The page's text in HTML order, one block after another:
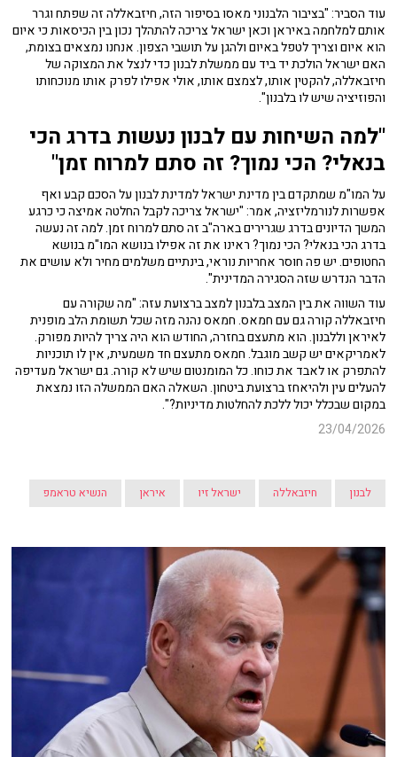
עוד הסביר: "בציבור הלבנוני מאסו בסיפור הזה, חיזבאללה זה שפתח וגרר
אותם למלחמה באיראן וכאן ישראל צריכה להתהלך נכון בין הכיסאות כי איום
הוא איום וצריך לטפל באיום ולהגן על תושבי הצפון. אנחנו נמצאים בצומת,
האם ישראל הולכת יד ביד עם ממשלת לבנון כדי לנצל את המצוקה של
חיזבאללה, להקטין אותו, לצמצם אותו, אולי אפילו לפרק אותו מנוכחותו
והפוזיציה שיש לו בלבנון".
"למה השיחות עם לבנון נעשות בדרג הכי
בנאלי? הכי נמוך? זה סתם למרוח זמן"
על המו"מ שמתקדם בין מדינת ישראל למדינת לבנון על הסכם קבע ואף
אפשרות לנורמליזציה, אמר: "ישראל צריכה לקבל החלטה אמיצה כי כרגע
המשך הדיונים בדרג שגרירים בארה"ב זה סתם למרוח זמן. למה זה נעשה
בדרג הכי בנאלי? הכי נמוך? ראינו את זה אפילו בנושא המו"מ בנושא
החטופים. יש פה חוסר אחריות נוראי, בינתיים משלמים מחיר ולא עושים את
הדבר הנדרש שזה הסגירה המדינית".
עוד השווה את בין המצב בלבנון למצב ברצועת עזה: "מה שקורה עם
חיזבאללה קורה גם עם חמאס. חמאס נהנה מזה שכל תשומת הלב מופנית
לאיראן וללבנון. הוא מתעצם בחזרה, החודש הוא היה צריך להיות מפורק.
לאמריקאים יש קשב מוגבל. חמאס מתעצם חד משמעית, אין לו תוכניות
להתפרק או לאבד את כוחו. כל המומנטום שיש לא קורה. גם ישראל מעדיפה
להעלים עין ולהיאחז ברצועת ביטחון. השאלה האם הממשלה הזו נמצאת
במקום שבכלל יכול ללכת להחלטות מדיניות?".
23/04/2026
לבנון חיזבאללה ישראל זיו איראן הנשיא טראמפ